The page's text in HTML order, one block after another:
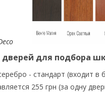
для подбора
- стандарт (входит в
255 грн (за одну